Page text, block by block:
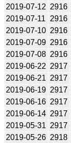
2019-07-12 2916
2019-07-11
2916
2019-07-10 2916
2019-07-09 2916
2019-07-08 2916
2019-06-22 2917
2019-06-21 2917
2019-06-19 2917
2019-06-16 2917
2019-06-14 2917
2019-05-31 2917
2019-05-26 2918